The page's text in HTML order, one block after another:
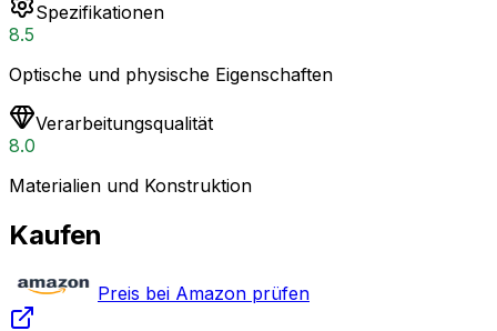
Spezifikationen
8.5
Optische und physische Eigenschaften
Verarbeitungsqualität
8.0
Materialien und Konstruktion
Kaufen
Preis bei Amazon prüfen